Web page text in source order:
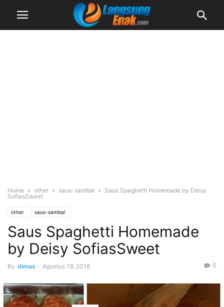
Home other saus-sambal
Saus Spaghetti Homemade by Deisy
SofiasSweet
other saus-sambal
Saus Spaghetti Homemade
by Deisy SofiasSweet
By dimas - Agustus 19, 2016 0